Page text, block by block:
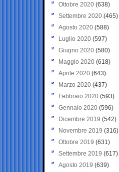
Ottobre 2020 (638)
Settembre 2020(465)
Agosto 2020 (588)
Luglio 2020 (597)
Giugno 2020 (580)
Maggio 2020 (618)
Aprile 2020 (643)
Marzo 2020 (437)
Febbraio 2020 (593)
Gennaio 2020 (596)
Dicembre 2019 (542)
Novembre 2019 (316)
Ottobre 2019 (631)
Settembre 2019 (617)
Agosto 2019 (639)